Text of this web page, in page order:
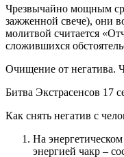
Чрезвычайно мощным
зажженной свече), они
молитвой считается
сложившихся
Очищение от негатива.
Битва Экстрасенсов 17
Как снять негатив с
На
энергией чакр –